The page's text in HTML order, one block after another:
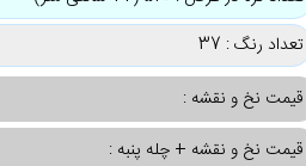
تعداد رنگ : 37
قیمت نخ و نقشه :
قیمت نخ و نقشه + چله پنبه :